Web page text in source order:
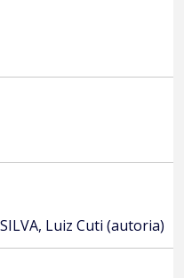
Luiz Cuti (autoria)